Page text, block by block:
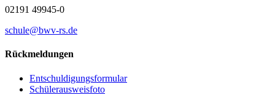
02191 49945-0
schule@bwv-rs.de
Rückmeldungen
Entschuldigungsformular
Schülerausweisfoto